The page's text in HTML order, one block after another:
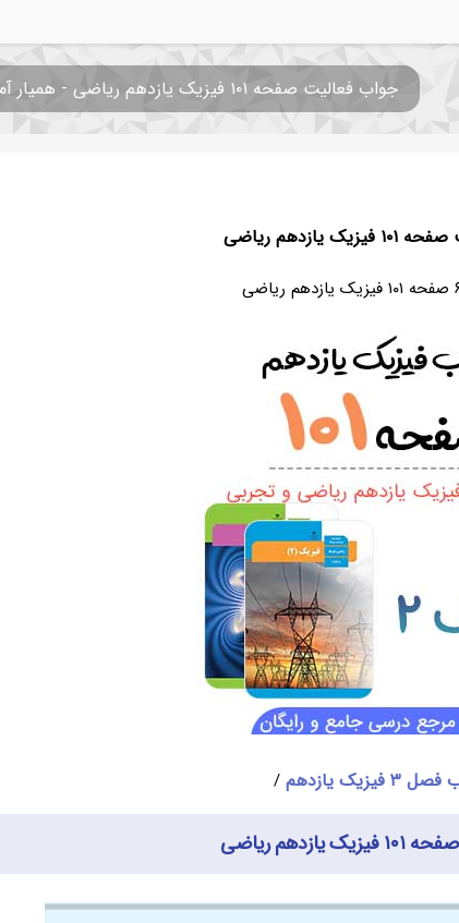
جواب فعالیت صفحه ۱۰۱ فیزیک یازدهم ریاضی - همیار آموزش
یازدهم ریاضی
فیزیک یازدهم /